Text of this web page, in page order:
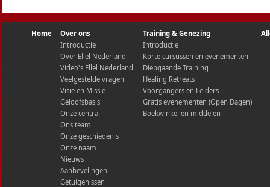
Home
Over ons
Introductie
Over Ellel Nederland
Video's Ellel Nederland
Veelgestelde vragen
Visie en Missie
Geloofsbasis
Onze centra
Ons team
Onze geschiedenis
Onze naam
Nieuws
Aanbevelingen
Getuigenissen
Training & Genezing
Introductie
Korte cursussen en evenementen
Diepgaande Training
Healing Retreats
Voorgangers en Leiders
Gratis evenementen (Open Dagen)
Boekwinkel en middelen